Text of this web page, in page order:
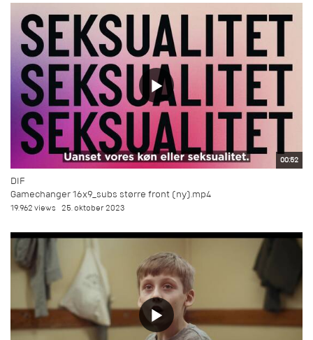
00:52
DIF
Gamechanger 16x9_subs større front (ny).mp4
19.962 views 25. oktober 2023